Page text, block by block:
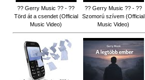
?? Gerry Music ?? - ??
Törd át a csendet (Official
Music Video)
?? Gerry Music ?? - ??
Szomorú szívem (Official
Music Video)